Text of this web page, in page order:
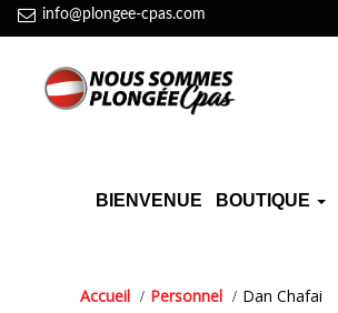
info@plongee-cpas.com
BIENVENUE BOUTIQUE
Accueil Personnel Dan Chafai